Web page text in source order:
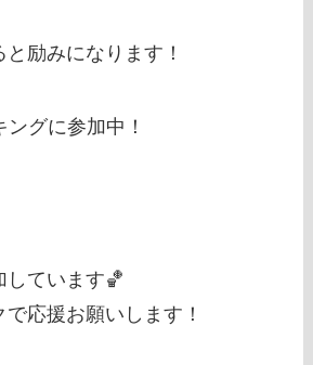
励みになります！
グに参加中！
しています🏀
応援お願いします！